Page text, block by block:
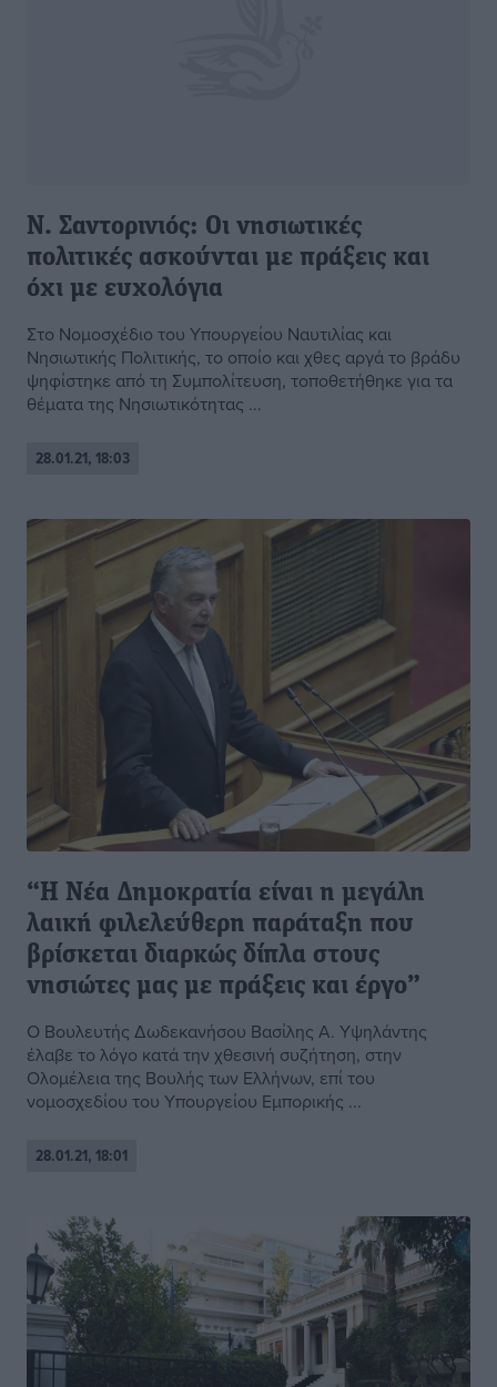
Ν. Σαντορινιός: Οι νησιωτικές
πολιτικές ασκούνται με πράξεις και
όχι με ευχολόγια
Στο Νομοσχέδιο του Υπουργείου Ναυτιλίας και
Νησιωτικής Πολιτικής, το οποίο και χθες αργά το βράδυ
ψηφίστηκε από τη Συμπολίτευση, τοποθετήθηκε για τα
θέματα της Νησιωτικότητας ...
28.01.21, 18:03
“Η Νέα Δημοκρατία είναι η μεγάλη
λαική φιλελεύθερη παράταξη που
βρίσκεται διαρκώς δίπλα στους
νησιώτες μας με πράξεις και έργο”
Ο Βουλευτής Δωδεκανήσου Βασίλης Α. Υψηλάντης
έλαβε το λόγο κατά την χθεσινή συζήτηση, στην
Ολομέλεια της Βουλής των Ελλήνων, επί του
νομοσχεδίου του Υπουργείου Εμπορικής ...
28.01.21, 18:01